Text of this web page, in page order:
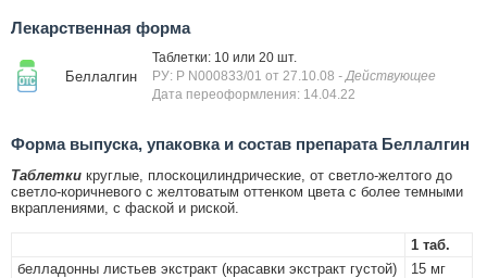
Лекарственная форма
Беллалгин
Таблетки: 10 или 20 шт.
РУ: Р N000833/01 от 27.10.08 - Действующее
Дата переоформления: 14.04.22
Форма выпуска, упаковка и состав препарата Беллалгин
Таблетки круглые, плоскоцилиндрические, от светло-желтого до
светло-коричневого с желтоватым оттенком цвета с более темными
вкраплениями, с фаской и риской.
1 таб.
белладонны листьев экстракт (красавки экстракт густой)
15 мг